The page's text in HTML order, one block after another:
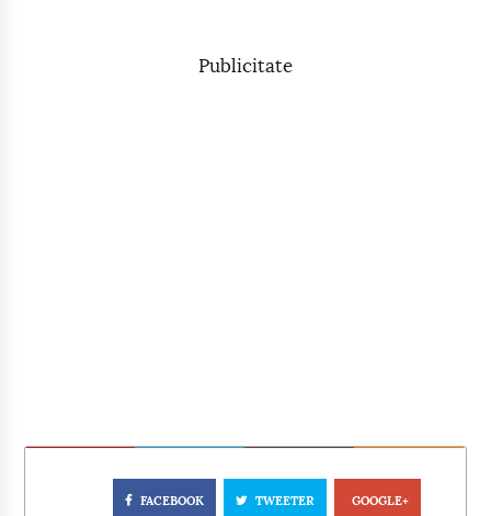
Publicitate
FACEBOOK TWEETER GOOGLE+